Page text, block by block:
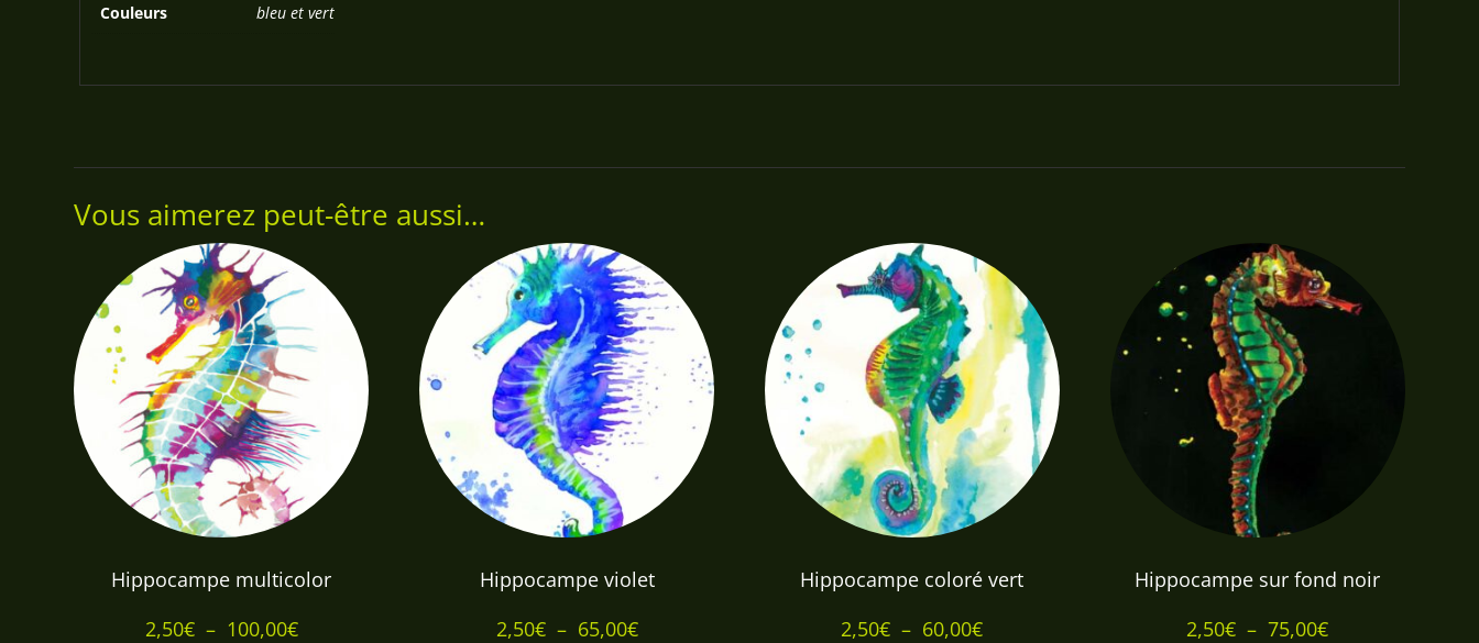
Couleurs
bleu et vert
Vous aimerez peut-être aussi…
Hippocampe multicolor
2,50€ – 100,00€Plage
Hippocampe violet
2,50€ – 65,00€Plage
Hippocampe coloré vert
2,50€ – 60,00€Plage
Hippocampe sur fond noir
2,50€ – 75,00€Plage